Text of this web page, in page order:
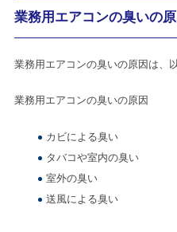
業務用エアコンの臭いの原
業務用エアコンの臭いの原因は、
業務用エアコンの臭いの原因
カビによる臭い
タバコや室内の臭い
室外の臭い
送風による臭い